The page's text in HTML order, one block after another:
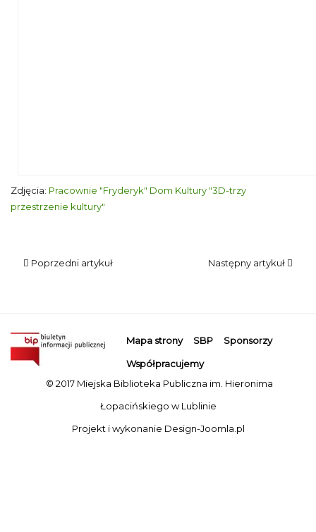
Zdjęcia: Pracownie "Fryderyk" Dom Kultury "3D-trzy
przestrzenie kultury"
Poprzedni artykuł Następny artykuł
Mapa strony SBP Sponsorzy
Współpracujemy
© 2017 Miejska Biblioteka Publiczna im. Hieronima
Łopacińskiego w Lublinie
Projekt i wykonanie Design-Joomla.pl